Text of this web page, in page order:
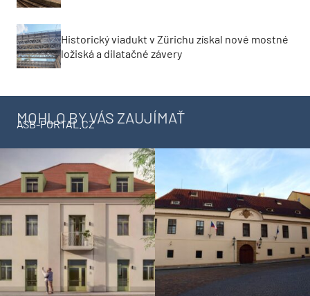
Historický viadukt v Zürichu získal nové mostné
ložiská a dilatačné závery
MOHLO BY VÁS ZAUJÍMAŤ
ASB-PORTAL.CZ